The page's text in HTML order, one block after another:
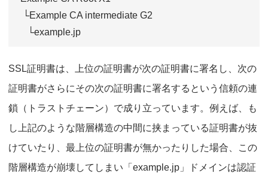
└Example CA intermediate G2
└example.jp
SSL証明書は、上位の証明書が次の証明書に署名し、次の
証明書がさらにその次の証明書に署名するという信頼の連
鎖（トラストチェーン）で成り立っています。例えば、も
し上記のような階層構造の中間に挟まっている証明書が抜
けていたり、最上位の証明書が無かったりした場合、この
階層構造が崩壊してしまい「example.jp」ドメインは認証